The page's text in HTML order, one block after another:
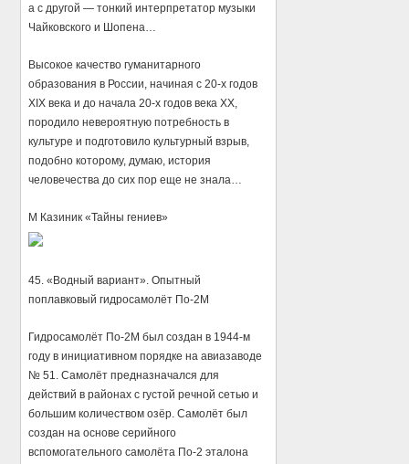
а с другой — тонкий интерпретатор музыки
Чайковского и Шопена…
Высокое качество гуманитарного
образования в России, начиная с 20-х годов
XIX века и до начала 20-х годов века XX,
породило невероятную потребность в
культуре и подготовило культурный взрыв,
подобно которому, думаю, история
человечества до сих пор еще не знала…
М Казиник «Тайны гениев»
45. «Водный вариант». Опытный
поплавковый гидросамолёт По-2М
Гидросамолёт По-2М был создан в 1944-м
году в инициативном порядке на авиазаводе
№ 51. Самолёт предназначался для
действий в районах с густой речной сетью и
большим количеством озёр. Самолёт был
создан на основе серийного
вспомогательного самолёта По-2 эталона